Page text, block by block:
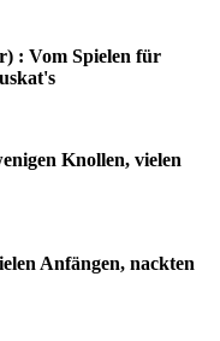
: Vom Spielen für
Knollen, vielen
Anfängen, nackten